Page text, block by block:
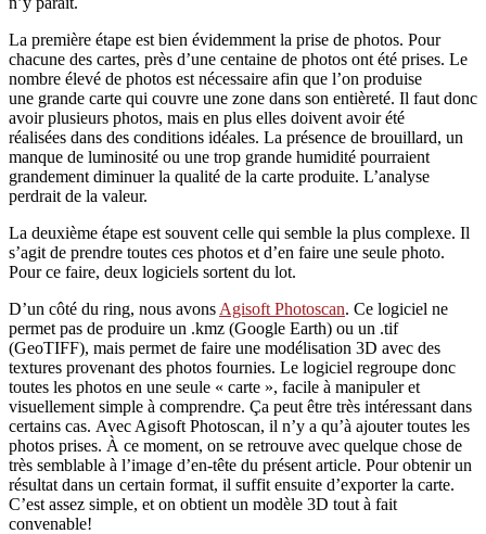
La première étape est bien évidemment la prise de photos. Pour
chacune des cartes, près d’une centaine de photos ont été prises. Le
nombre élevé de photos est nécessaire afin que l’on produise
une grande carte qui couvre une zone dans son entièreté. Il faut donc
avoir plusieurs photos, mais en plus elles doivent avoir été
réalisées dans des conditions idéales. La présence de brouillard, un
manque de luminosité ou une trop grande humidité pourraient
grandement diminuer la qualité de la carte produite. L’analyse
perdrait de la valeur.
La deuxième étape est souvent celle qui semble la plus complexe. Il
s’agit de prendre toutes ces photos et d’en faire une seule photo.
Pour ce faire, deux logiciels sortent du lot.
D’un côté du ring, nous avons Agisoft Photoscan. Ce logiciel ne
permet pas de produire un .kmz (Google Earth) ou un .tif
(GeoTIFF), mais permet de faire une modélisation 3D avec des
textures provenant des photos fournies. Le logiciel regroupe donc
toutes les photos en une seule « carte », facile à manipuler et
visuellement simple à comprendre. Ça peut être très intéressant dans
certains cas. Avec Agisoft Photoscan, il n’y a qu’à ajouter toutes les
photos prises. À ce moment, on se retrouve avec quelque chose de
très semblable à l’image d’en-tête du présent article. Pour obtenir un
résultat dans un certain format, il suffit ensuite d’exporter la carte.
C’est assez simple, et on obtient un modèle 3D tout à fait
convenable!